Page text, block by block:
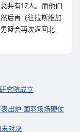
共有17人。而他们
后再飞往拉斯维加
篮会再次返回北
究院成立
出炉 国羽场场硬仗
对决